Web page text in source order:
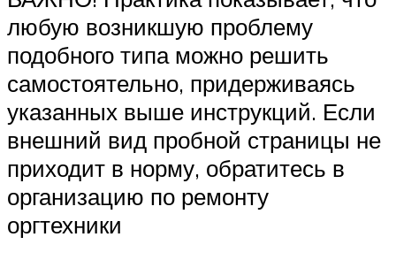
любую возникшую проблему
подобного типа можно решить
самостоятельно, придерживаясь
указанных выше инструкций. Если
внешний вид пробной страницы не
приходит в норму, обратитесь в
организацию по ремонту
оргтехники